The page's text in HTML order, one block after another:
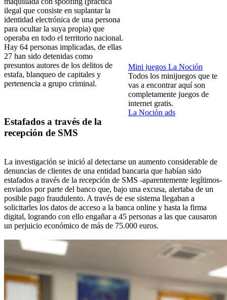
Mini juegos La Noción
Todos los minijuegos que te
vas a encontrar aquí son
completamente juegos de
internet gratis.
La Noción ads
ilegal que consiste en suplantar la
identidad electrónica de una persona
para ocultar la suya propia) que
operaba en todo el territorio nacional.
Hay 64 personas implicadas, de ellas
27 han sido detenidas como
presuntos autores de los delitos de
estafa, blanqueo de capitales y
pertenencia a grupo criminal.
Estafados a través de la
recepción de SMS
La investigación se inició al detectarse un aumento considerable de
denuncias de clientes de una entidad bancaria que habían sido
estafados a través de la recepción de SMS -aparentemente legítimos-
enviados por parte del banco que, bajo una excusa, alertaba de un
posible pago fraudulento. A través de ese sistema llegaban a
solicitarles los datos de acceso a la banca online y hasta la firma
digital, logrando con ello engañar a 45 personas a las que causaron
un perjuicio económico de más de 75.000 euros.